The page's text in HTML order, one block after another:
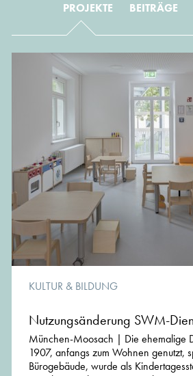
kann sie lediglich erhalten,
einbeziehen. Unsere Kompetenz liegt
einer vorhandenen Gebäudestruktur
diese Qualität bei der Umsetzung bis
herauszuarbeiten. Das Ergebnis
erlebbarer Mehrwert für den
unsere Auseinandersetzung mit
wir den Bauherrn soweit wie möglich
seine Mitwirkung im Planungsprozess
PROJEKTE BEITRÄGE
KULTUR & BILDUNG
Nutzungsänderung SWM-
München-Moosach | Die ehemalige
1907, anfangs zum Wohnen genutzt,
Bürogebäude, wurde als